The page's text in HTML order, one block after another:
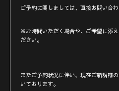
ご予約に関しましては、直接お問い合わ
※お時間いただく場合や、ご希望に添
ださい。
またご予約状況に伴い、現在ご新規様
いております。